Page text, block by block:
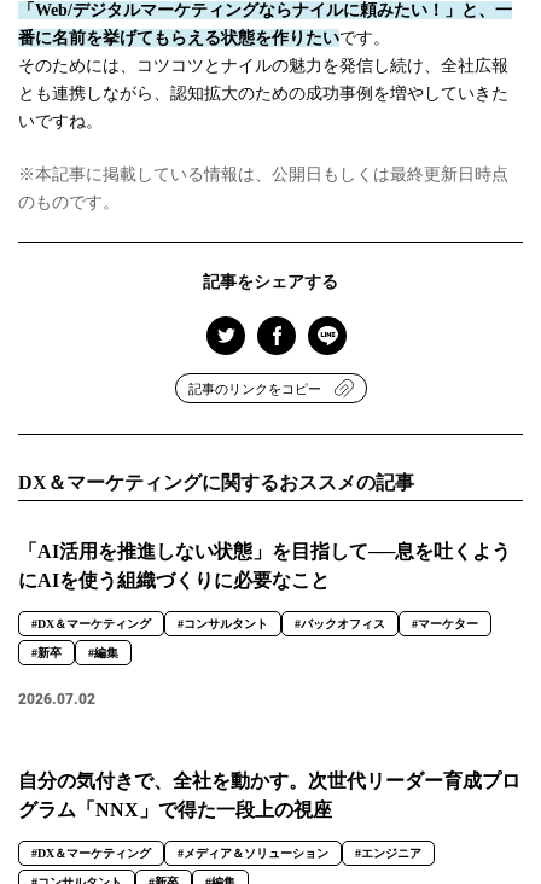
「Web/デジタルマーケティングならナイルに頼みたい！」と、一
番に名前を挙げてもらえる状態を作りたいです。
そのためには、コツコツとナイルの魅力を発信し続け、全社広報
とも連携しながら、認知拡大のための成功事例を増やしていきた
いですね。
※本記事に掲載している情報は、公開日もしくは最終更新日時点
のものです。
記事をシェアする
記事のリンクをコピー
DX＆マーケティングに関するおススメの記事
「AI活用を推進しない状態」を目指して──息を吐くよう
にAIを使う組織づくりに必要なこと
#DX＆マーケティング #コンサルタント #バックオフィス #マーケター
#新卒 #編集
2026.07.02
自分の気付きで、全社を動かす。次世代リーダー育成プロ
グラム「NNX」で得た一段上の視座
#DX＆マーケティング #メディア＆ソリューション #エンジニア